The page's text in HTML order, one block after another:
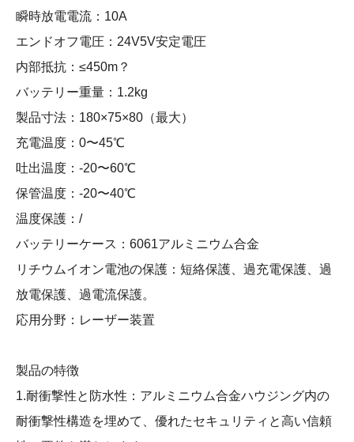
瞬時放電電流：10A
エンドオフ電圧：24V5V安定電圧
内部抵抗：≤450m？
バッテリー重量：1.2kg
製品寸法：180×75×80（最大）
充電温度：0〜45℃
吐出温度：-20〜60℃
保管温度：-20〜40℃
温度保護：/
バッテリーケース：6061アルミニウム合金
リチウムイオン電池の保護：短絡保護、過充電保護、過
放電保護、過電流保護。
応用分野：レーザー装置
製品の特徴
1.耐衝撃性と防水性：アルミニウム合金ハウジング内の
耐衝撃性構造を埋めて、優れたセキュリティと高い信頼